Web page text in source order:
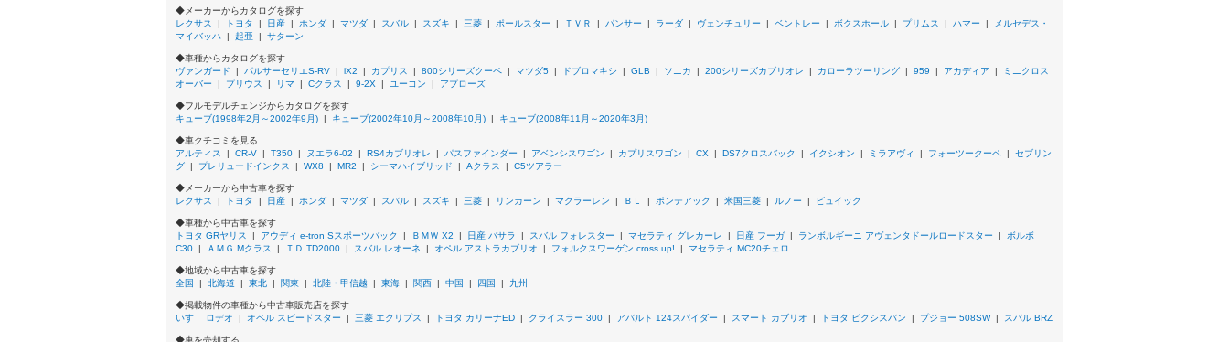
1.3 X
1.3 X 4WD
1.3 X-アルファ
1.3 アルテ
1.3 アルテ 4WD
1.3 アルテ CVT-M6
1.3 アルテ CVT-M6 4WD
1.3 アルテ-アルファ
1.3 アルテII 4WD
1.3 アルテII-アルファ
1.3 コールマンバージョン
1.3 コールマンバージョン 4WD
1.3 スクエア
1.3 スクエア 4WD
1.3 スクエアGタイプ
1.3 スクエアGタイプ 4WD
1.3 スペシャルエディション
1.3 スペシャルエディション 4WD
1.3 スペシャルエディション CVT-M6
1.3 スペシャルエディション CVT-M6 4WD
◆メーカーからカタログを探す
レクサス
| トヨタ | 日産 | ホンダ | マツダ | スバル | スズキ | 三菱 | ポールスター | ＴＶＲ | パンサー | ラーダ | ヴェンチュリー | ベントレー | ボクスホール | プリムス | ハマー |
メルセデス・
マイバッハ | 起亜 | サターン
◆車種からカタログを探す
ヴァンガード | パルサーセリエS-RV | iX2 | カプリス | 800シリーズクーペ | マツダ5 | ドブロマキシ | GLB | ソニカ | 200シリーズカブリオレ | カローラツーリング | 959 | アカディア |
ミニクロス
オーバー | プリウス | リマ | Cクラス | 9-2X | ユーコン | アプローズ
◆フルモデルチェンジからカタログを探す
キューブ(1998年2月～2002年9月) | キューブ(2002年10月～2008年10月) | キューブ(2008年11月～2020年3月)
◆車クチコミを見る
アルティス
| CR-V | T350 | ヌエラ6-02 | RS4カブリオレ | パスファインダー | アベンシスワゴン | カプリスワゴン | CX | DS7クロスバック | イクシオン | ミラアヴィ | フォーツークーペ | セブリン
グ | プレリュードインクス | WX8 | MR2 | シーマハイブリッド | Aクラス | C5ツアラー
◆メーカーから中古車を探す
レクサス
| トヨタ | 日産 | ホンダ | マツダ | スバル | スズキ | 三菱 | リンカーン | マクラーレン | ＢＬ | ポンテアック | 米国三菱 | ルノー | ビュイック
◆車種から中古車を探す
トヨタ GRヤリス
| アウディ e-tron Sスポーツバック | ＢＭＷ X2 | 日産 バサラ | スバル フォレスター | マセラティ グレカーレ | 日産 フーガ | ランボルギーニ アヴェンタドールロードスター | ボルボ
C30 | ＡＭＧ Mクラス | ＴＤ TD2000 | スバル レオーネ | オペル アストラカブリオ | フォルクスワーゲン cross up! | マセラティ MC20チェロ
◆地域から中古車を探す
全国
| 北海道 | 東北 | 関東 | 北陸・甲信越 | 東海 | 関西 | 中国 | 四国 | 九州
◆掲載物件の車種から中古車販売店を探す
いすゞ ロデオ | オペル スピードスター | 三菱 エクリプス | トヨタ カリーナED | クライスラー 300 | アバルト 124スパイダー | スマート カブリオ | トヨタ ピクシスバン | プジョー 508SW| スバル BRZ
◆車を売却する